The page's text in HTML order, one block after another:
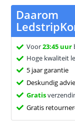
Daarom
Voor23:45 uur
Hoge kwaliteit
5 jaar garantie
Deskundig
Gratis
Gratis